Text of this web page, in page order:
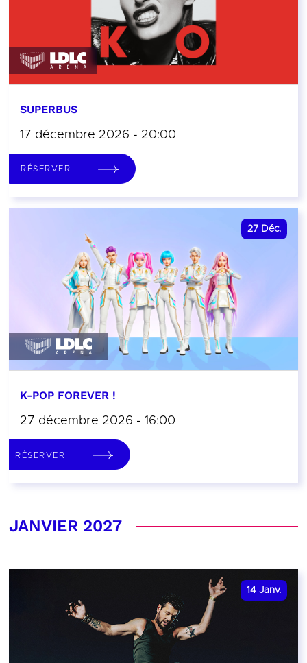
SUPERBUS
17 décembre 2026 - 20:00
RÉSERVER
27 Déc.
K-POP FOREVER !
27 décembre 2026 - 16:00
RÉSERVER
JANVIER 2027
14 Janv.